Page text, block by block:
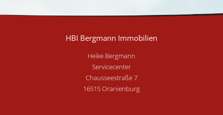
HBI Bergmann Immobilien
Heike Bergmann
Servicecenter
Chausseestraße 7
16515 Oranienburg